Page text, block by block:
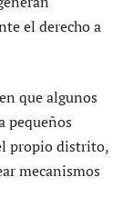
el derecho a
que algunos
pequeños
propio distrito,
mecanismos